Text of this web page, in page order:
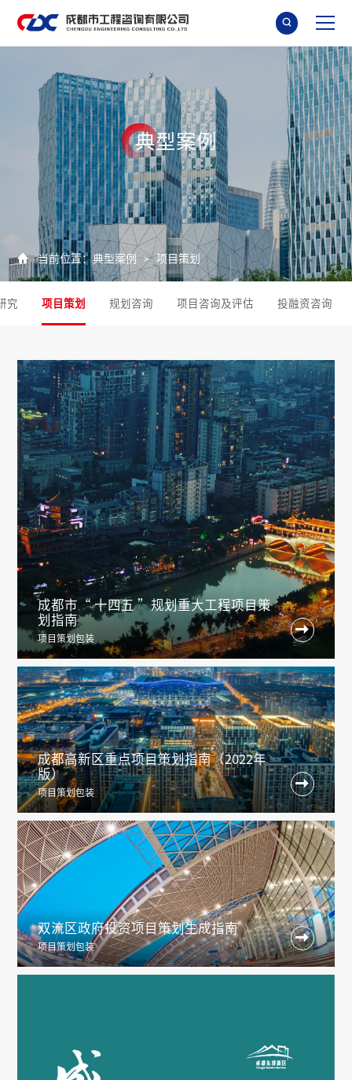

典型案例
 当前位置： 典型案例 > 项目策划
究 项目策划 规划咨询 项目咨询及评估 投融资咨询
成都市“ 十四五 ”规划重大工程项目策
划指南
项目策划包装

成都高新区重点项目策划指南（2022年
版）
项目策划包装

双流区政府投资项目策划生成指南
项目策划包装
